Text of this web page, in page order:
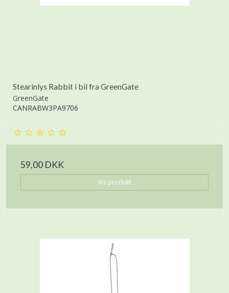
Stearinlys Rabbit i bil fra GreenGate
GreenGate
CANRABW3PA9706
59,00 DKK
Vis produkt